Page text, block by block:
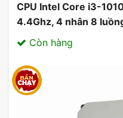
CPU Intel Core i3-
4.4Ghz, 4 nhân 8
03/2025
Còn hàng